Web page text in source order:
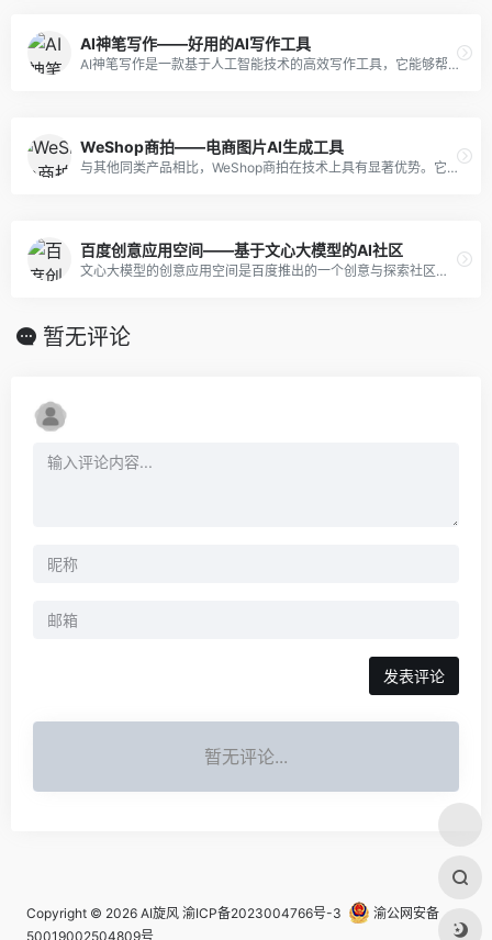
AI神笔写作——好用的AI写作工具
AI神笔写作是一款基于人工智能技术的高效写作工具，它能够帮助用户快速生成各种类型的文本内容，包括论文选题、开题报告、论文大纲、论文全文、各类社交媒体、发言稿、方案、作文、项目文档、长篇小说等。
WeShop商拍——电商图片AI生成工具
与其他同类产品相比，WeShop商拍在技术上具有显著优势。它以Stable Diffusion为底层模型，融合了多个AI大模型，通过蘑菇街多年电商经验预制了“咒语”，从而在具体的电商商品图生成场景中具有更好的应用效果。
百度创意应用空间——基于文心大模型的AI社区
文心大模型的创意应用空间是百度推出的一个创意与探索社区，支持文本生成、文生图、智能对话等技能，可用于文化传媒、艺术创作、教育科研、金融保险、医疗健康等多个应用场景。
暂无评论
发表评论
暂无评论...
Copyright © 2026 AI旋风 渝ICP备2023004766号-3
渝公网安备
50019002504809号